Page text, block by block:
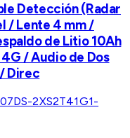
Detección (Radar
/ Lente 4 mm /
de Litio 10Ah
4G / Audio de Dos
Direc
DS-2XS2T41G1-